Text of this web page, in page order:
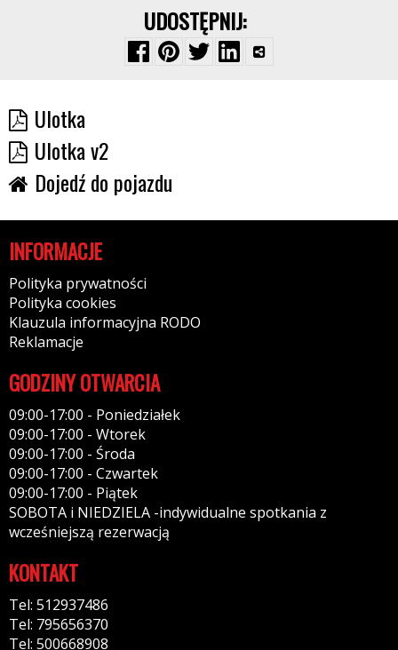
UDOSTĘPNIJ:
Ulotka
Ulotka v2
Dojedź do pojazdu
INFORMACJE
Polityka prywatności
Polityka cookies
Klauzula informacyjna RODO
Reklamacje
GODZINY OTWARCIA
09:00-17:00 - Poniedziałek
09:00-17:00 - Wtorek
09:00-17:00 - Środa
09:00-17:00 - Czwartek
09:00-17:00 - Piątek
SOBOTA i NIEDZIELA -indywidualne spotkania z
wcześniejszą rezerwacją
KONTAKT
Tel: 512937486
Tel: 795656370
Tel: 500668908